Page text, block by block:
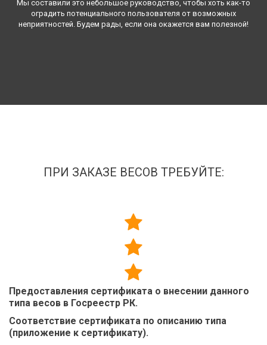
Мы составили это небольшое руководство, чтобы хоть как-то
оградить потенциального пользователя от возможных
неприятностей. Будем рады, если она окажется вам полезной!
ПРИ ЗАКАЗЕ ВЕСОВ ТРЕБУЙТЕ:
Предоставления сертификата о внесении данного
типа весов в Госреестр РК.
Соответствие сертификата по описанию типа
(приложение к сертификату).